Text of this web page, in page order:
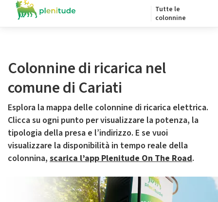
Tutte le
colonnine
Colonnine di ricarica nel
comune di Cariati
Esplora la mappa delle colonnine di ricarica elettrica.
Clicca su ogni punto per visualizzare la potenza, la
tipologia della presa e l’indirizzo. E se vuoi
visualizzare la disponibilità in tempo reale della
colonnina, scarica l’app Plenitude On The Road.